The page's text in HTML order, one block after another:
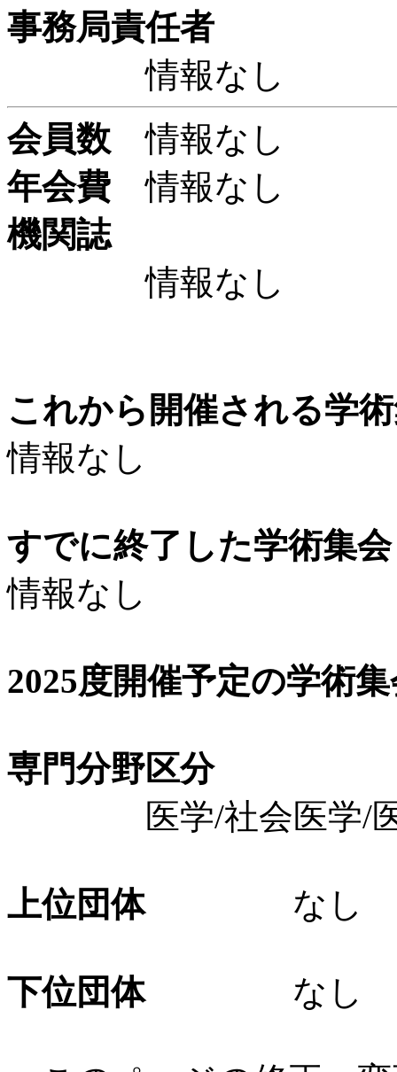
事務局責任者
情報なし
会員数 情報なし
年会費 情報なし
機関誌
情報なし
これから開催される学
情報なし
すでに終了した学術集
情報なし
2025度開催予定の学術
専門分野区分
医学/社会医学/医
上位団体なし
下位団体なし